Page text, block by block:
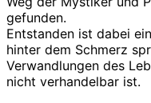
gefunden.
Entstanden ist dabei
hinter dem Schmerz
Verwandlungen des
nicht verhandelbar ist.